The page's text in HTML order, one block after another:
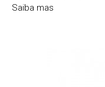
Saiba mas